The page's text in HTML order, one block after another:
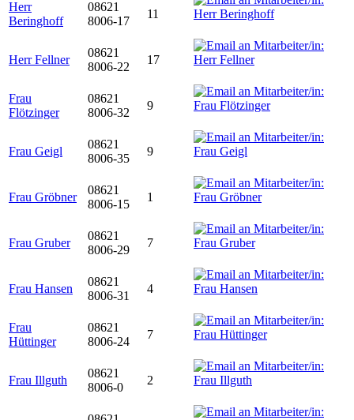
Herr
Beringhoff
08621
8006-17
11
Herr Fellner
08621
8006-22
17
Frau
Flötzinger
08621
8006-32
9
Frau Geigl
08621
8006-35
9
Frau Gröbner
08621
8006-15
1
Frau Gruber
08621
8006-29
7
Frau Hansen
08621
8006-31
4
Frau
Hüttinger
08621
8006-24
7
Frau Illguth
08621
8006-0
2